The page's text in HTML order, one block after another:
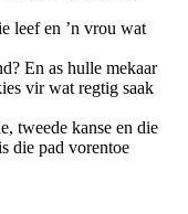
leef en ’n vrou wat
En as hulle mekaar
vir wat regtig saak
tweede kanse en die
die pad vorentoe